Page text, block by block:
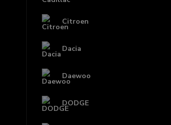
Citroen
Dacia
Daewoo
DODGE